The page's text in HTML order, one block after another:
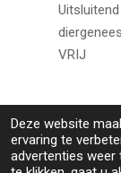
Deze website
ervaring te
advertenties weer
VRIJ